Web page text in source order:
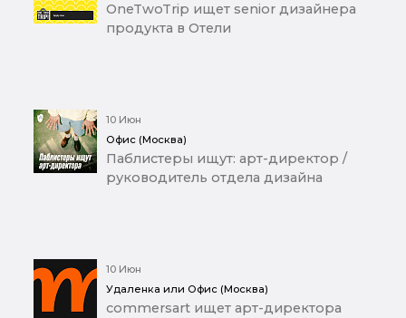
OneTwoTrip ищет senior дизайнера
продукта в Отели
10 Июн
Офис (Москва)
Паблистеры ищут: арт-директор /
руководитель отдела дизайна
10 Июн
Удаленка или Офис (Москва)
commersart ищет арт-директора